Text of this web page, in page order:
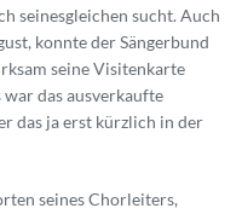
seinesgleichen sucht. Auch
konnte der Sängerbund
seine Visitenkarte
das ausverkaufte
das ja erst kürzlich in der
seines Chorleiters,